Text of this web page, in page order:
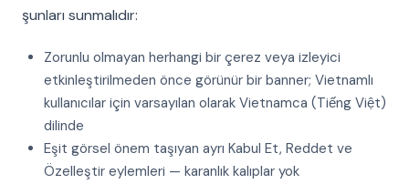
şunları sunmalıdır:
Zorunlu olmayan herhangi bir çerez veya izleyici
etkinleştirilmeden önce görünür bir banner; Vietnamlı
kullanıcılar için varsayılan olarak Vietnamca (Tiếng Việt)
dilinde
Eşit görsel önem taşıyan ayrı Kabul Et, Reddet ve
Özelleştir eylemleri — karanlık kalıplar yok